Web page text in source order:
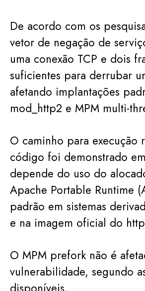
De acordo com os
vetor de negação de
uma conexão TCP e dois
suficientes para derrubar
afetando implantações
mod_http2 e MPM multi-
O caminho para execução
código foi demonstrado
depende do uso do
Apache Portable Runtime
padrão em sistemas
e na imagem oficial do
O MPM prefork não é
vulnerabilidade, segundo